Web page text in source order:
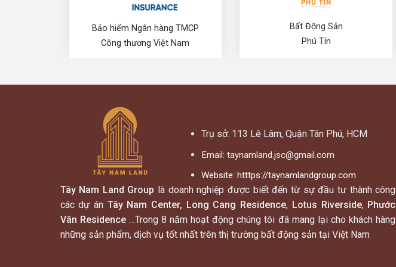
Bảo hiểm Ngân hàng TMCP
Công thương Việt Nam
Bất Động Sản
Phú Tín
Trụ sở: 113 Lê Lâm, Quận Tân Phú, HCM
Email: taynamland.jsc@gmail.com
Website:htttps://taynamlandgroup.com
Tây Nam Land Group là doanh nghiệp được biết đến từ sự đầu tư thành công
các dự án Tây Nam Center, Long Cang Residence, Lotus Riverside, Phước
Vân Residence…Trong 8 năm hoạt động chúng tôi đã mang lại cho khách hàng
những sản phẩm, dịch vụ tốt nhất trên thị trường bất động sản tại Việt Nam